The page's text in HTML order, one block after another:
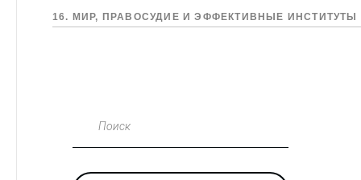
16. МИР, ПРАВОСУДИЕ И ЭФФЕКТИВНЫЕ ИНСТИТУТЫ
Поиск